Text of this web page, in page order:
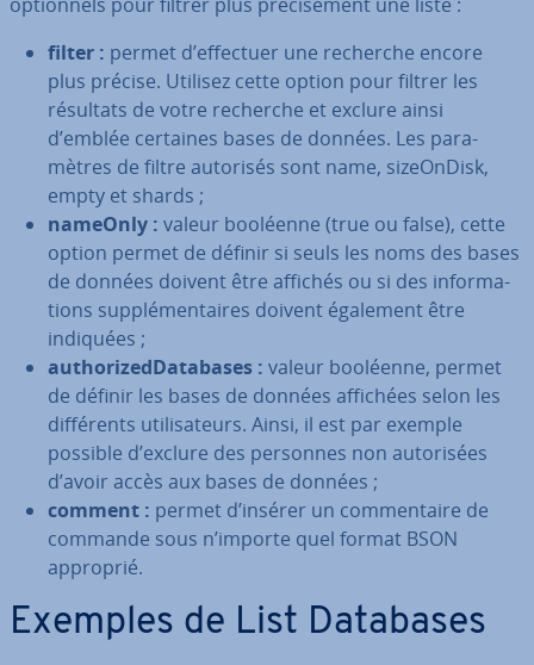
filter : permet d’effectuer une recherche encore
plus précise. Utilisez cette option pour filtrer les
résultats de votre recherche et exclure ainsi
d’emblée certaines bases de données. Les pa­ra­
mètres de filtre autorisés sont name, si­zeOn­Disk,
empty et shards ;
nameOnly : valeur booléenne (true ou false), cette
option permet de définir si seuls les noms des bases
de données doivent être affichés ou si des in­for­ma­
tions sup­plé­men­taires doivent également être
indiquées ;
au­tho­ri­zed­Da­ta­bases : valeur booléenne, permet
de définir les bases de données affichées selon les
dif­fé­rents uti­li­sa­teurs. Ainsi, il est par exemple
possible d’exclure des personnes non au­to­ri­sées
d’avoir accès aux bases de données ;
comment : permet d’insérer un com­men­taire de
commande sous n’importe quel format BSON
approprié.
Exemples de List Databases